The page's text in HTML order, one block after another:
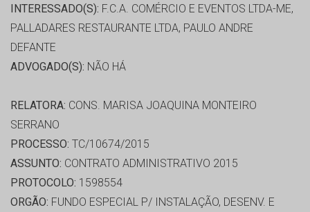
INTERESSADO(S): F.C.A. COMÉRCIO E EVENTOS LTDA-ME,
PALLADARES RESTAURANTE LTDA, PAULO ANDRE
DEFANTE
ADVOGADO(S): NÃO HÁ
RELATORA: CONS. MARISA JOAQUINA MONTEIRO
SERRANO
PROCESSO: TC/10674/2015
ASSUNTO: CONTRATO ADMINISTRATIVO 2015
PROTOCOLO: 1598554
ORGÃO: FUNDO ESPECIAL P/ INSTALAÇÃO, DESENV. E